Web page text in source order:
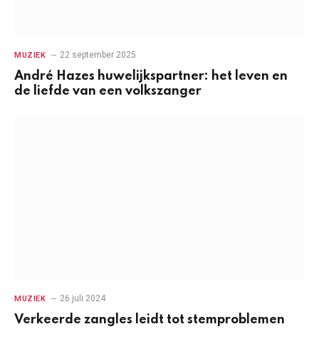
MUZIEK 22 september 2025
André Hazes huwelijkspartner: het leven en
de liefde van een volkszanger
MUZIEK 26 juli 2024
Verkeerde zangles leidt tot stemproblemen